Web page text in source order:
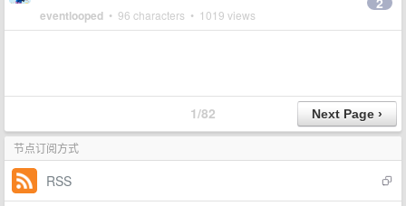
eventlooped • 96 characters • 1019 views
1/82
节点订阅方式
RSS